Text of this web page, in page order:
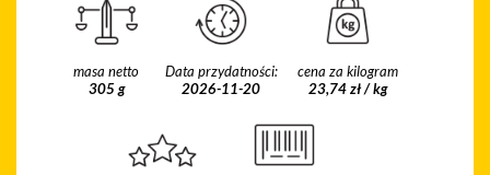
masa netto
305 g
Data przydatności:
2026-11-20
cena za kilogram
23,74 zł / kg